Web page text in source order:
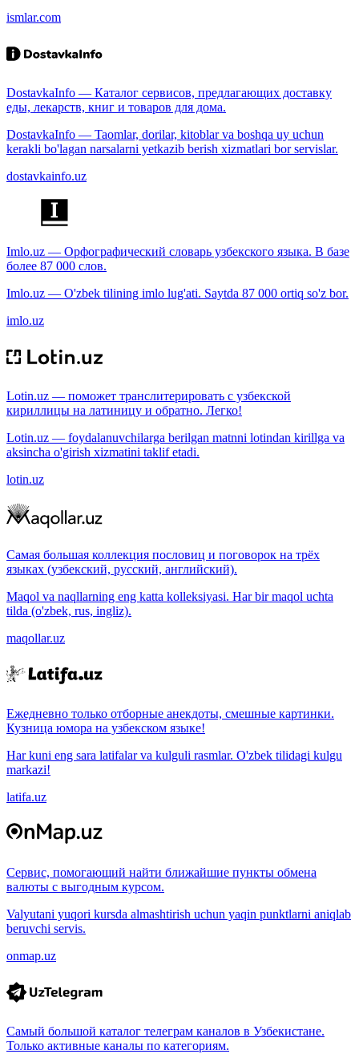
ismlar.com
DostavkaInfo — Каталог сервисов, предлагающих доставку
еды, лекарств, книг и товаров для дома.
DostavkaInfo — Taomlar, dorilar, kitoblar va boshqa uy uchun
kerakli bo'lagan narsalarni yetkazib berish xizmatlari bor servislar.
dostavkainfo.uz
Imlo.uz — Орфографический словарь узбекского языка. В базе
более 87 000 слов.
Imlo.uz — O'zbek tilining imlo lug'ati. Saytda 87 000 ortiq so'z bor.
imlo.uz
Lotin.uz — поможет транслитерировать с узбекской
кириллицы на латиницу и обратно. Легко!
Lotin.uz — foydalanuvchilarga berilgan matnni lotindan kirillga va
aksincha o'girish xizmatini taklif etadi.
lotin.uz
Самая большая коллекция пословиц и поговорок на трёх
языках (узбекский, русский, английский).
Maqol va naqllarning eng katta kolleksiyasi. Har bir maqol uchta
tilda (o'zbek, rus, ingliz).
maqollar.uz
Ежедневно только отборные анекдоты, смешные картинки.
Кузница юмора на узбекском языке!
Har kuni eng sara latifalar va kulguli rasmlar. O'zbek tilidagi kulgu
markazi!
latifa.uz
Сервис, помогающий найти ближайшие пункты обмена
валюты с выгодным курсом.
Valyutani yuqori kursda almashtirish uchun yaqin punktlarni aniqlab
beruvchi servis.
onmap.uz
Самый большой каталог телеграм каналов в Узбекистане.
Только активные каналы по категориям.